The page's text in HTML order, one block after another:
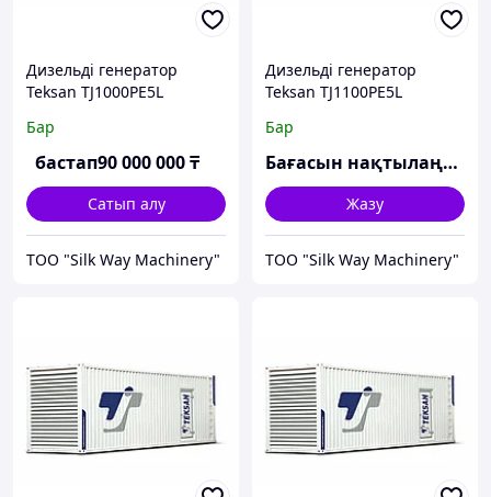
Дизельді генератор
Teksan TJ1000PE5L
Бар
бастап90 000 000₸
Сатып алу
TOO "Silk Way Machinery"
Дизельді генератор
Teksan TJ1100PE5L
Бар
Бағасын нақтылаңыз
Жазу
TOO "Silk Way Machinery"